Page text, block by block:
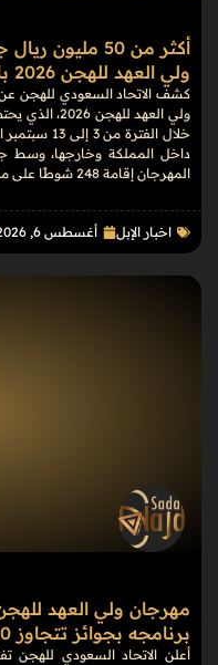
ولي العهد للهجن 2026 بالطائف
كشف الاتحاد السعودي للهجن
ولي العهد
خلال
المهرجان إقامة 248 شوطًا على مدار 11 يومًا، […]
اخبار الإبل أغسطس 6, 2026
مهرجان ولي العهد
برنامجه بجوائز تتجاوز 50 مليون ريال
أعلن الاتحاد السعودي للهجن